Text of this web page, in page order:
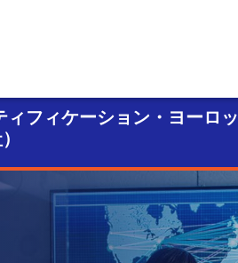
ィフィケーション・ヨーロッ